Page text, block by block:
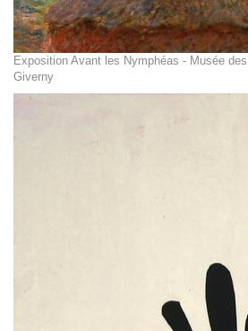
Exposition Avant les Nymphéas - Musée
Giverny